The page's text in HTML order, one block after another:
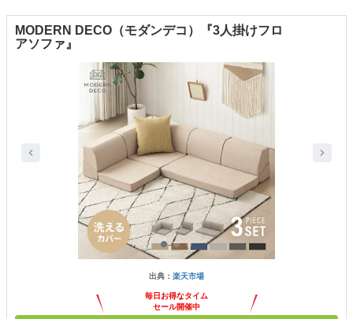
MODERN DECO（モダンデコ）『3人掛けフロ
アソファ』
出典： 楽天市場
毎日お得なタイム
セール開催中